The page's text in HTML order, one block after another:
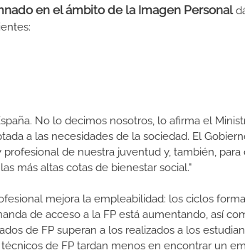
en el ámbito de la Imagen Personal
No lo decimos nosotros, lo afirma el
a las necesidades de la sociedad. El
de nuestra juventud y, también, para
más altas cotas de bienestar social."
mejora la empleabilidad: los ciclos
de acceso a la FP está aumentando, así
de FP superan a los realizados a los
de FP tardan menos en encontrar un